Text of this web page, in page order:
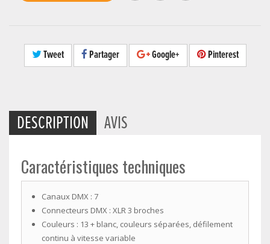
Tweet Partager Google+ Pinterest
DESCRIPTION AVIS
Caractéristiques techniques
Canaux DMX : 7
Connecteurs DMX : XLR 3 broches
Couleurs : 13 + blanc, couleurs séparées, défilement
continu à vitesse variable